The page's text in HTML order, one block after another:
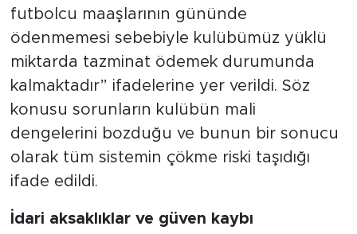
futbolcu maaşlarının gününde
ödenmemesi sebebiyle kulübümüz yüklü
miktarda tazminat ödemek durumunda
kalmaktadır” ifadelerine yer verildi. Söz
konusu sorunların kulübün mali
dengelerini bozduğu ve bunun bir sonucu
olarak tüm sistemin çökme riski taşıdığı
ifade edildi.
İdari aksaklıklar ve güven kaybı